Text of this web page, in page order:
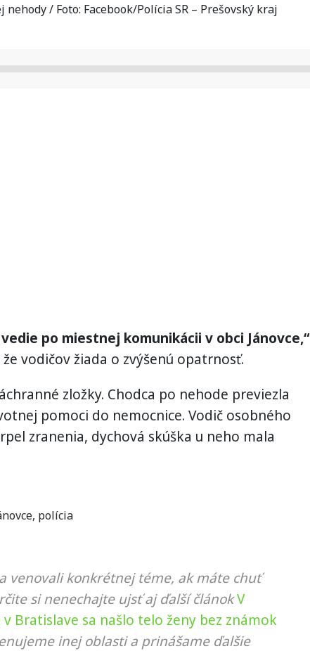
nehody / Foto: Facebook/Polícia SR – Prešovský kraj
po miestnej komunikácii v obci Jánovce,“
vodičov žiada o zvýšenú opatrnosť.
zložky. Chodca po nehode previezla
pomoci do nemocnice. Vodič osobného
zranenia, dychová skúška u neho mala
, polícia
venovali konkrétnej téme, ak máte chuť
si nenechajte ujsť aj ďalší článokV
Bratislave sa našlo telo ženy bez známok
inej oblasti a prinášame ďalšie